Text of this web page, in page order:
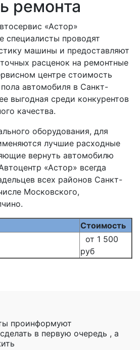
ремонта
«Астор»
специалисты проводят
машины и предоставляют
расценок на ремонтные
центре стоимость
автомобиля в Санкт-
выгодная среди конкурентов
качества.
оборудования, для
лучшие расходные
вернуть автомобилю
«Астор» всегда
всех районов Санкт-
Московского,
Стоимость
от 1 500
руб
проинформуют
в первую очередь , а